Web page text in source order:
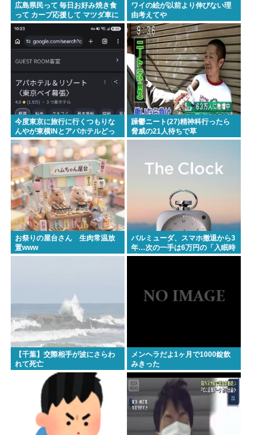
広島県民って 毎日お好み焼き食
って カープ応援して マツダ車に
乗ってるのかと思ってた。 違う
ワイの絵が以前より伸びない理
由考えてや
今度東京に旅行に行くつもりな
んやが東横INとアパホテルどっ
ちに止まるべき？
躁鬱ニート(27)精神科行ったら
脅威の21人待ちで草
お祭りの屋台さん 生肉常温放
置www
バルミューダ、スマホ撤退から3
年…次の一手は6万円の「入眠時
計」
【千葉】交際相手が波にさらわ
れて死亡
メンヘラだよ1ヶ月で1000錠飲
みきった